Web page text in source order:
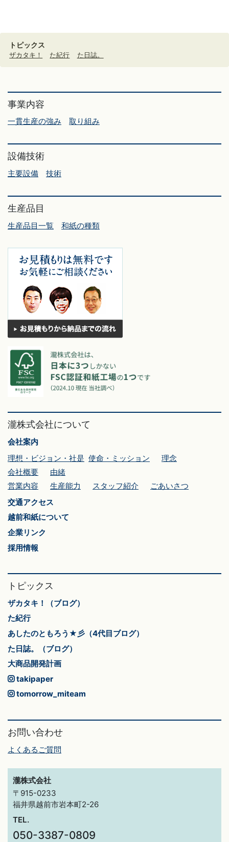
トピックス
ザカタキ！ た紀行 た日誌。
事業内容
一貫生産の強み 取り組み
設備技術
主要設備 技術
生産品目
生産品目一覧 和紙の種類
瀧株式会社について
会社案内
理想・ビジョン・社是 使命・ミッション
理念
会社概要
由緒
営業内容
生産能力 スタッフ紹介
ごあいさつ
交通アクセス
越前和紙について
企業リンク
採用情報
トピックス
ザカタキ！（ブログ）
た紀行
あしたのともろう★彡（4代目ブログ）
た日誌。（ブログ）
大商品開発計画
takipaper
tomorrow_miteam
お問い合わせ
よくあるご質問
瀧株式会社
〒915-0233
福井県越前市岩本町2-26
TEL.
050-3387-0809